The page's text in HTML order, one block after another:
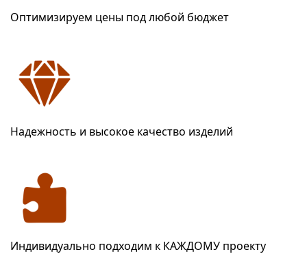
Оптимизируем цены под любой бюджет
Надежность и высокое качество изделий
Индивидуально подходим к КАЖДОМУ проекту